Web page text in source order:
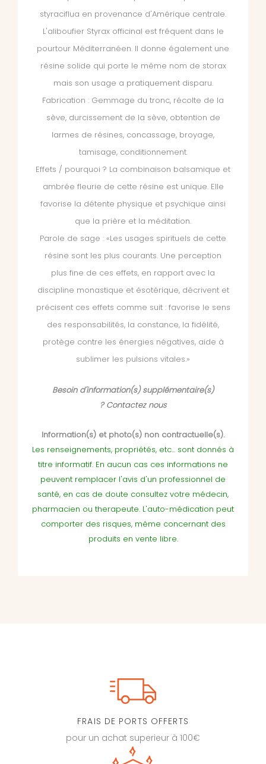
styraciflua en provenance d'Amérique centrale.
L'aliboufier Styrax officinal est fréquent dans le
pourtour Méditerranéen. Il donne également une
résine solide qui porte le même nom de storax
mais son usage a pratiquement disparu.
Fabrication : Gemmage du tronc, récolte de la
sève, durcissement de la sève, obtention de
larmes de résines, concassage, broyage,
tamisage, conditionnement.
Effets / pourquoi ? La combinaison balsamique et
ambrée fleurie de cette résine est unique. Elle
favorise la détente physique et psychique ainsi
que la prière et la méditation.
Parole de sage : «Les usages spirituels de cette
résine sont les plus courants. Une perception
plus fine de ces effets, en rapport avec la
discipline monastique et ésotérique, décrivent et
précisent ces effets comme suit : favorise le sens
des responsabilités, la constance, la fidélité,
protège contre les énergies négatives, aide à
sublimer les pulsions vitales.»
Besoin d'information(s) supplémentaire(s)
?Contactez nous
Information(s) et photo(s) non contractuelle(s).
Les renseignements, propriétés, etc... sont donnés à
titre informatif. En aucun cas ces informations ne
peuvent remplacer l'avis d'un professionnel de
santé, en cas de doute consultez votre médecin,
pharmacien ou therapeute. L'auto-médication peut
comporter des risques, même concernant des
produits en vente libre.
FRAIS DE PORTS OFFERTS
pour un achat superieur à 100€